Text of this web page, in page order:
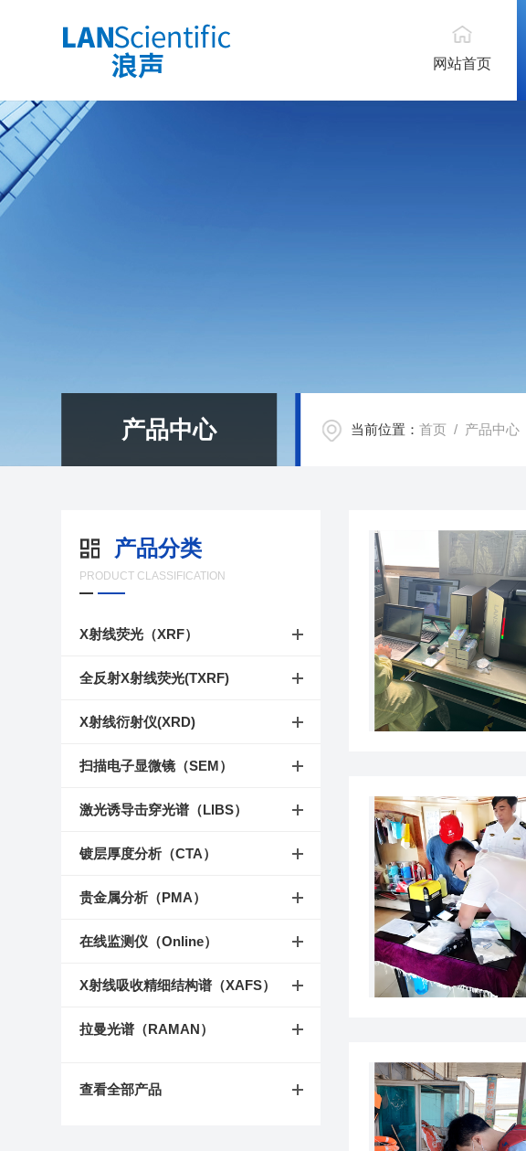
网站首页
产品中心 当前位置：首页 / 产品中心
产品分类
PRODUCT CLASSIFICATION
X射线荧光（XRF）
全反射X射线荧光(TXRF)
X射线衍射仪(XRD)
扫描电子显微镜（SEM）
激光诱导击穿光谱（LIBS）
镀层厚度分析（CTA）
贵金属分析（PMA）
在线监测仪（Online）
X射线吸收精细结构谱（XAFS）
拉曼光谱（RAMAN）
查看全部产品